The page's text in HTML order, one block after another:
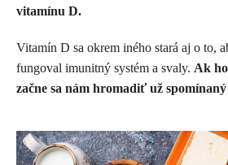
vitamínu D.
Vitamín D sa okrem iného stará aj o to,
fungoval imunitný systém a svaly. Ak
začne sa nám hromadiť už